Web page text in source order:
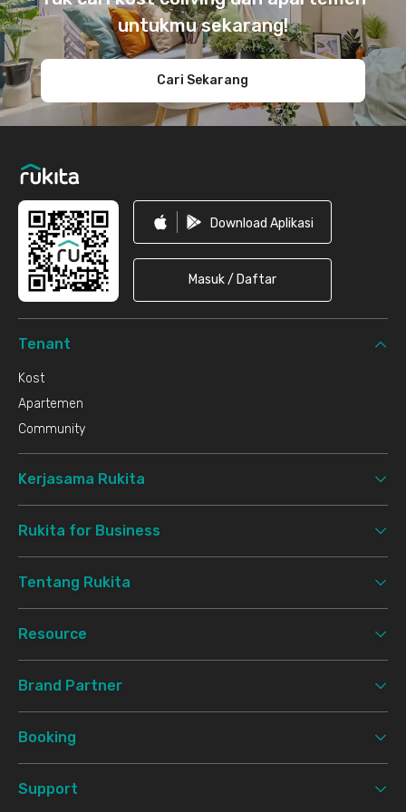
untukmu sekarang!
Cari Sekarang
Download Aplikasi
Masuk / Daftar
Tenant
Kost
Apartemen
Community
Kerjasama Rukita
Rukita for Business
Tentang Rukita
Resource
Brand Partner
Booking
Support